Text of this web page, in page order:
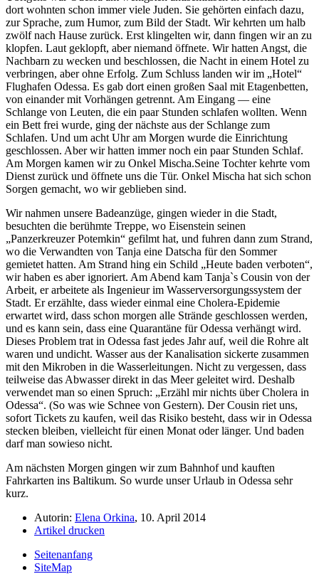
dort wohnten schon immer viele Juden. Sie gehörten einfach dazu,
zur Sprache, zum Humor, zum Bild der Stadt. Wir kehrten um halb
zwölf nach Hause zurück. Erst klingelten wir, dann fingen wir an zu
klopfen. Laut geklopft, aber niemand öffnete. Wir hatten Angst, die
Nachbarn zu wecken und beschlossen, die Nacht in einem Hotel zu
verbringen, aber ohne Erfolg. Zum Schluss landen wir im
Hotel
Flughafen Odessa. Es gab dort einen großen Saal mit Etagenbetten,
von einander mit Vorhängen getrennt. Am Eingang — eine
Schlange von Leuten, die ein paar Stunden schlafen wollten. Wenn
ein Bett frei wurde, ging der nächste aus der Schlange zum
Schlafen. Und um acht Uhr am Morgen wurde die Einrichtung
geschlossen. Aber wir hatten immer noch ein paar Stunden Schlaf.
Am Morgen kamen wir zu Onkel Mischa.Seine Tochter kehrte vom
Dienst zurück und öffnete uns die Tür. Onkel Mischa hat sich schon
Sorgen gemacht, wo wir geblieben sind.
Wir nahmen unsere Badeanzüge, gingen wieder in die Stadt,
besuchten die berühmte Treppe, wo Eisenstein seinen
Panzerkreuzer Potemkin
gefilmt hat, und fuhren dann zum Strand,
wo die Verwandten von Tanja eine Datscha für den Sommer
gemietet hatten. Am Strand hing ein Schild
Heute baden verboten ,
wir haben es aber ignoriert. Am Abend kam Tanja`s Cousin von der
Arbeit, er arbeitete als Ingenieur im Wasserversorgungssystem der
Stadt. Er erzählte, dass wieder einmal eine Cholera-Epidemie
erwartet wird, dass schon morgen alle Strände geschlossen werden,
und es kann sein, dass eine Quarantäne für Odessa verhängt wird.
Dieses Problem trat in Odessa fast jedes Jahr auf, weil die Rohre alt
waren und undicht. Wasser aus der Kanalisation sickerte zusammen
mit den Mikroben in die Wasserleitungen. Nicht zu vergessen, dass
teilweise das Abwasser direkt in das Meer geleitet wird. Deshalb
verwendet man so einen Spruch:
Erzähl mir nichts über Cholera in
Odessa . (So was wie Schnee von Gestern). Der Cousin riet uns,
sofort Tickets zu kaufen, weil das Risiko besteht, dass wir in Odessa
stecken bleiben, vielleicht für einen Monat oder länger. Und baden
darf man sowieso nicht.
Am nächsten Morgen gingen wir zum Bahnhof und kauften
Fahrkarten ins Baltikum. So wurde unser Urlaub in Odessa sehr
kurz.
Autorin: Elena Orkina, 10. April 2014
Artikel drucken
Seitenanfang
SiteMap